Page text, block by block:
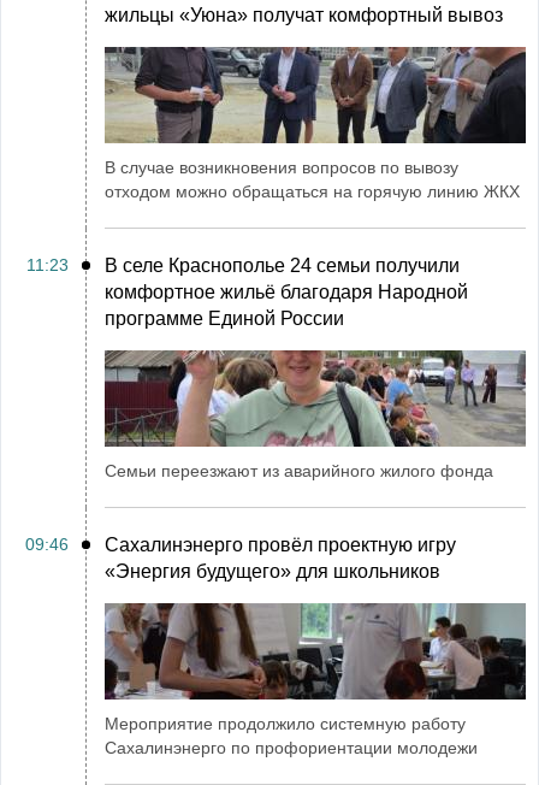
жильцы «Уюна» получат комфортный вывоз
В случае возникновения вопросов по вывозу
отходом можно обращаться на горячую линию ЖКХ
11:23
В селе Краснополье 24 семьи получили
комфортное жильё благодаря Народной
программе Единой России
Семьи переезжают из аварийного жилого фонда
09:46
Сахалинэнерго провёл проектную игру
«Энергия будущего» для школьников
Мероприятие продолжило системную работу
Сахалинэнерго по профориентации молодежи